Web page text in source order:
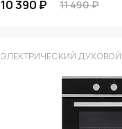
10 390 ₽ 11 490 ₽
ЭЛЕКТРИЧЕСКИЙ